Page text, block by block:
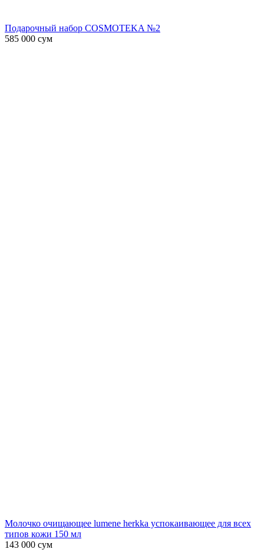
Подарочный набор COSMOTEKA №2
585 000 сум
Молочко очищающее lumene herkka успокаивающее для всех
типов кожи 150 мл
143 000 сум